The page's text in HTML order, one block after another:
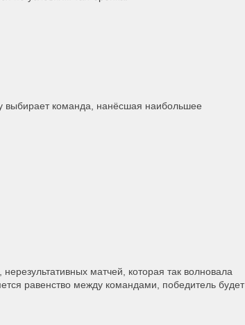
выбирает команда, нанёсшая наибольшее
матчей, которая так волновала
равенство между командами, победитель будет